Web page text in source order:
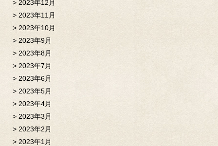
2023年12月
2023年11月
2023年10月
2023年9月
2023年8月
2023年7月
2023年6月
2023年5月
2023年4月
2023年3月
2023年2月
2023年1月